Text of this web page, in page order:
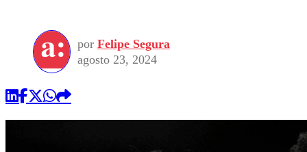
por Felipe Segura
agosto 23, 2024